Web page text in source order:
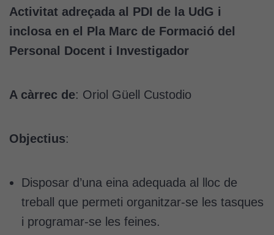
Activitat adreçada al PDI de la UdG i
inclosa en el Pla Marc de Formació del
Personal Docent i Investigador
A càrrec de: Oriol Güell Custodio
Objectius:
Disposar d’una eina adequada al lloc de
treball que permeti organitzar-se les tasques
i programar-se les feines.